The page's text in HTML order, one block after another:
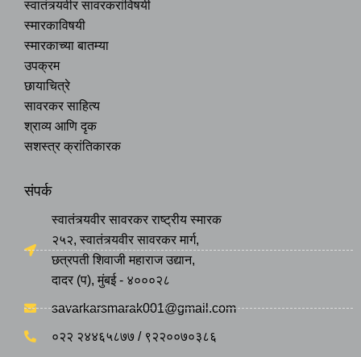
स्वातंत्र्यवीर सावरकरांविषयी
स्मारकाविषयी
स्मारकाच्या बातम्या
उपक्रम
छायाचित्रे
सावरकर साहित्य
श्राव्य आणि दृक
सशस्त्र क्रांतिकारक
संपर्क
स्वातंत्र्यवीर सावरकर राष्ट्रीय स्मारक
२५२, स्वातंत्र्यवीर सावरकर मार्ग,
छत्रपती शिवाजी महाराज उद्यान,
दादर (प), मुंबई - ४०००२८
savarkarsmarak001@gmail.com
०२२ २४४६५८७७ / ९२२००७०३८६